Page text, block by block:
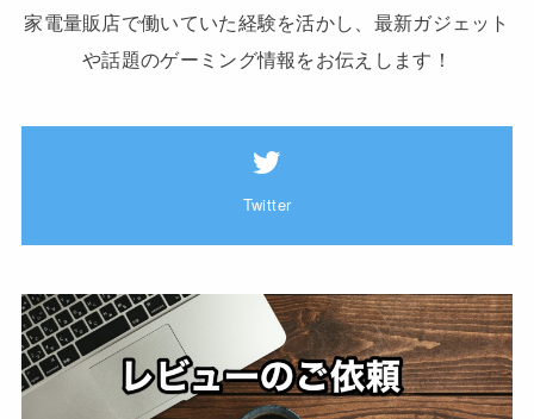
家電量販店で働いていた経験を活かし、最新ガジェット
や話題のゲーミング情報をお伝えします！
Twitter